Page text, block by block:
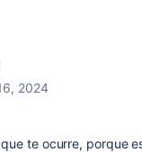
2024
te ocurre, porque